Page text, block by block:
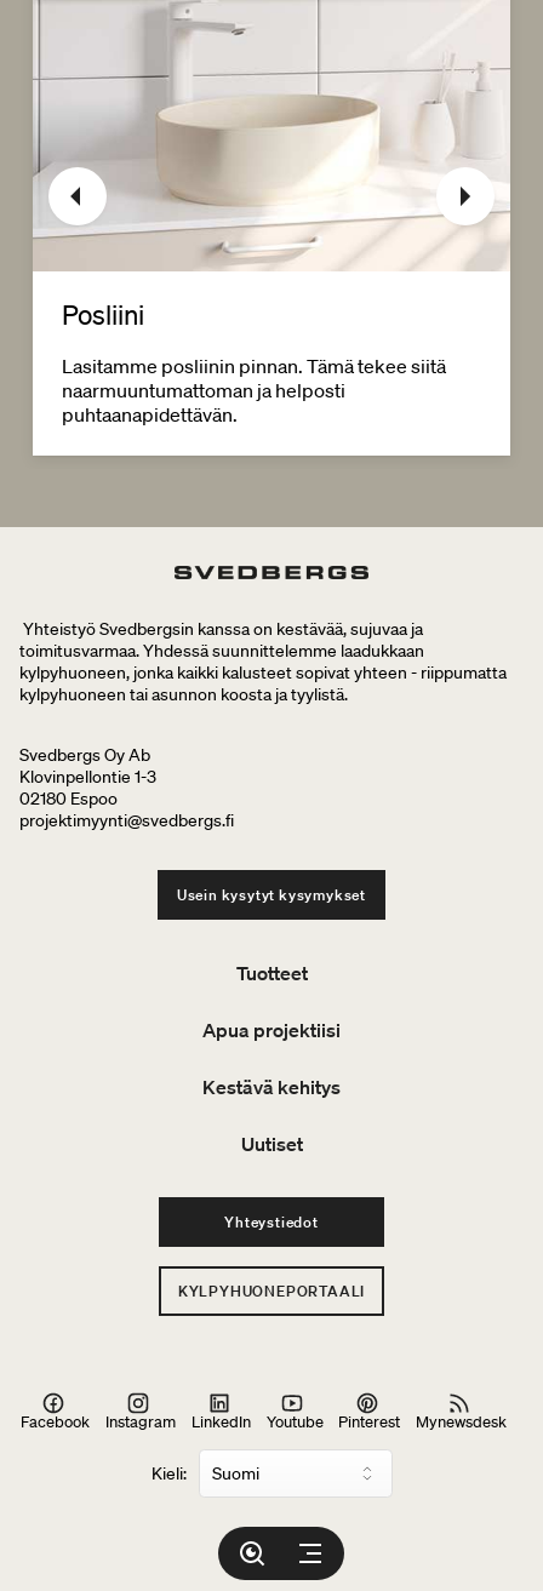
Posliini
Lasitamme posliinin pinnan. Tämä tekee siitä
naarmuuntumattoman ja helposti
puhtaanapidettävän.
Yhteistyö Svedbergsin kanssa on kestävää, sujuvaa ja
toimitusvarmaa. Yhdessä suunnittelemme laadukkaan
kylpyhuoneen, jonka kaikki kalusteet sopivat yhteen - riippumatta
kylpyhuoneen tai asunnon koosta ja tyylistä.
Svedbergs Oy Ab
Klovinpellontie 1-3
02180 Espoo
projektimyynti@svedbergs.fi
Usein kysytyt kysymykset
Tuotteet
Apua projektiisi
Kestävä kehitys
Uutiset
Yhteystiedot
KYLPYHUONEPORTAALI
Kieli:
Facebook Instagram LinkedIn Youtube Pinterest Mynewsdesk